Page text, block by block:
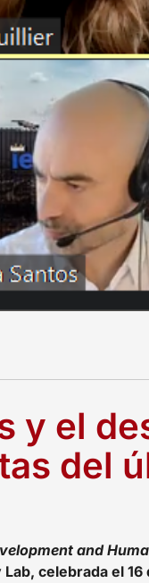
y el
del
and
celebrada el